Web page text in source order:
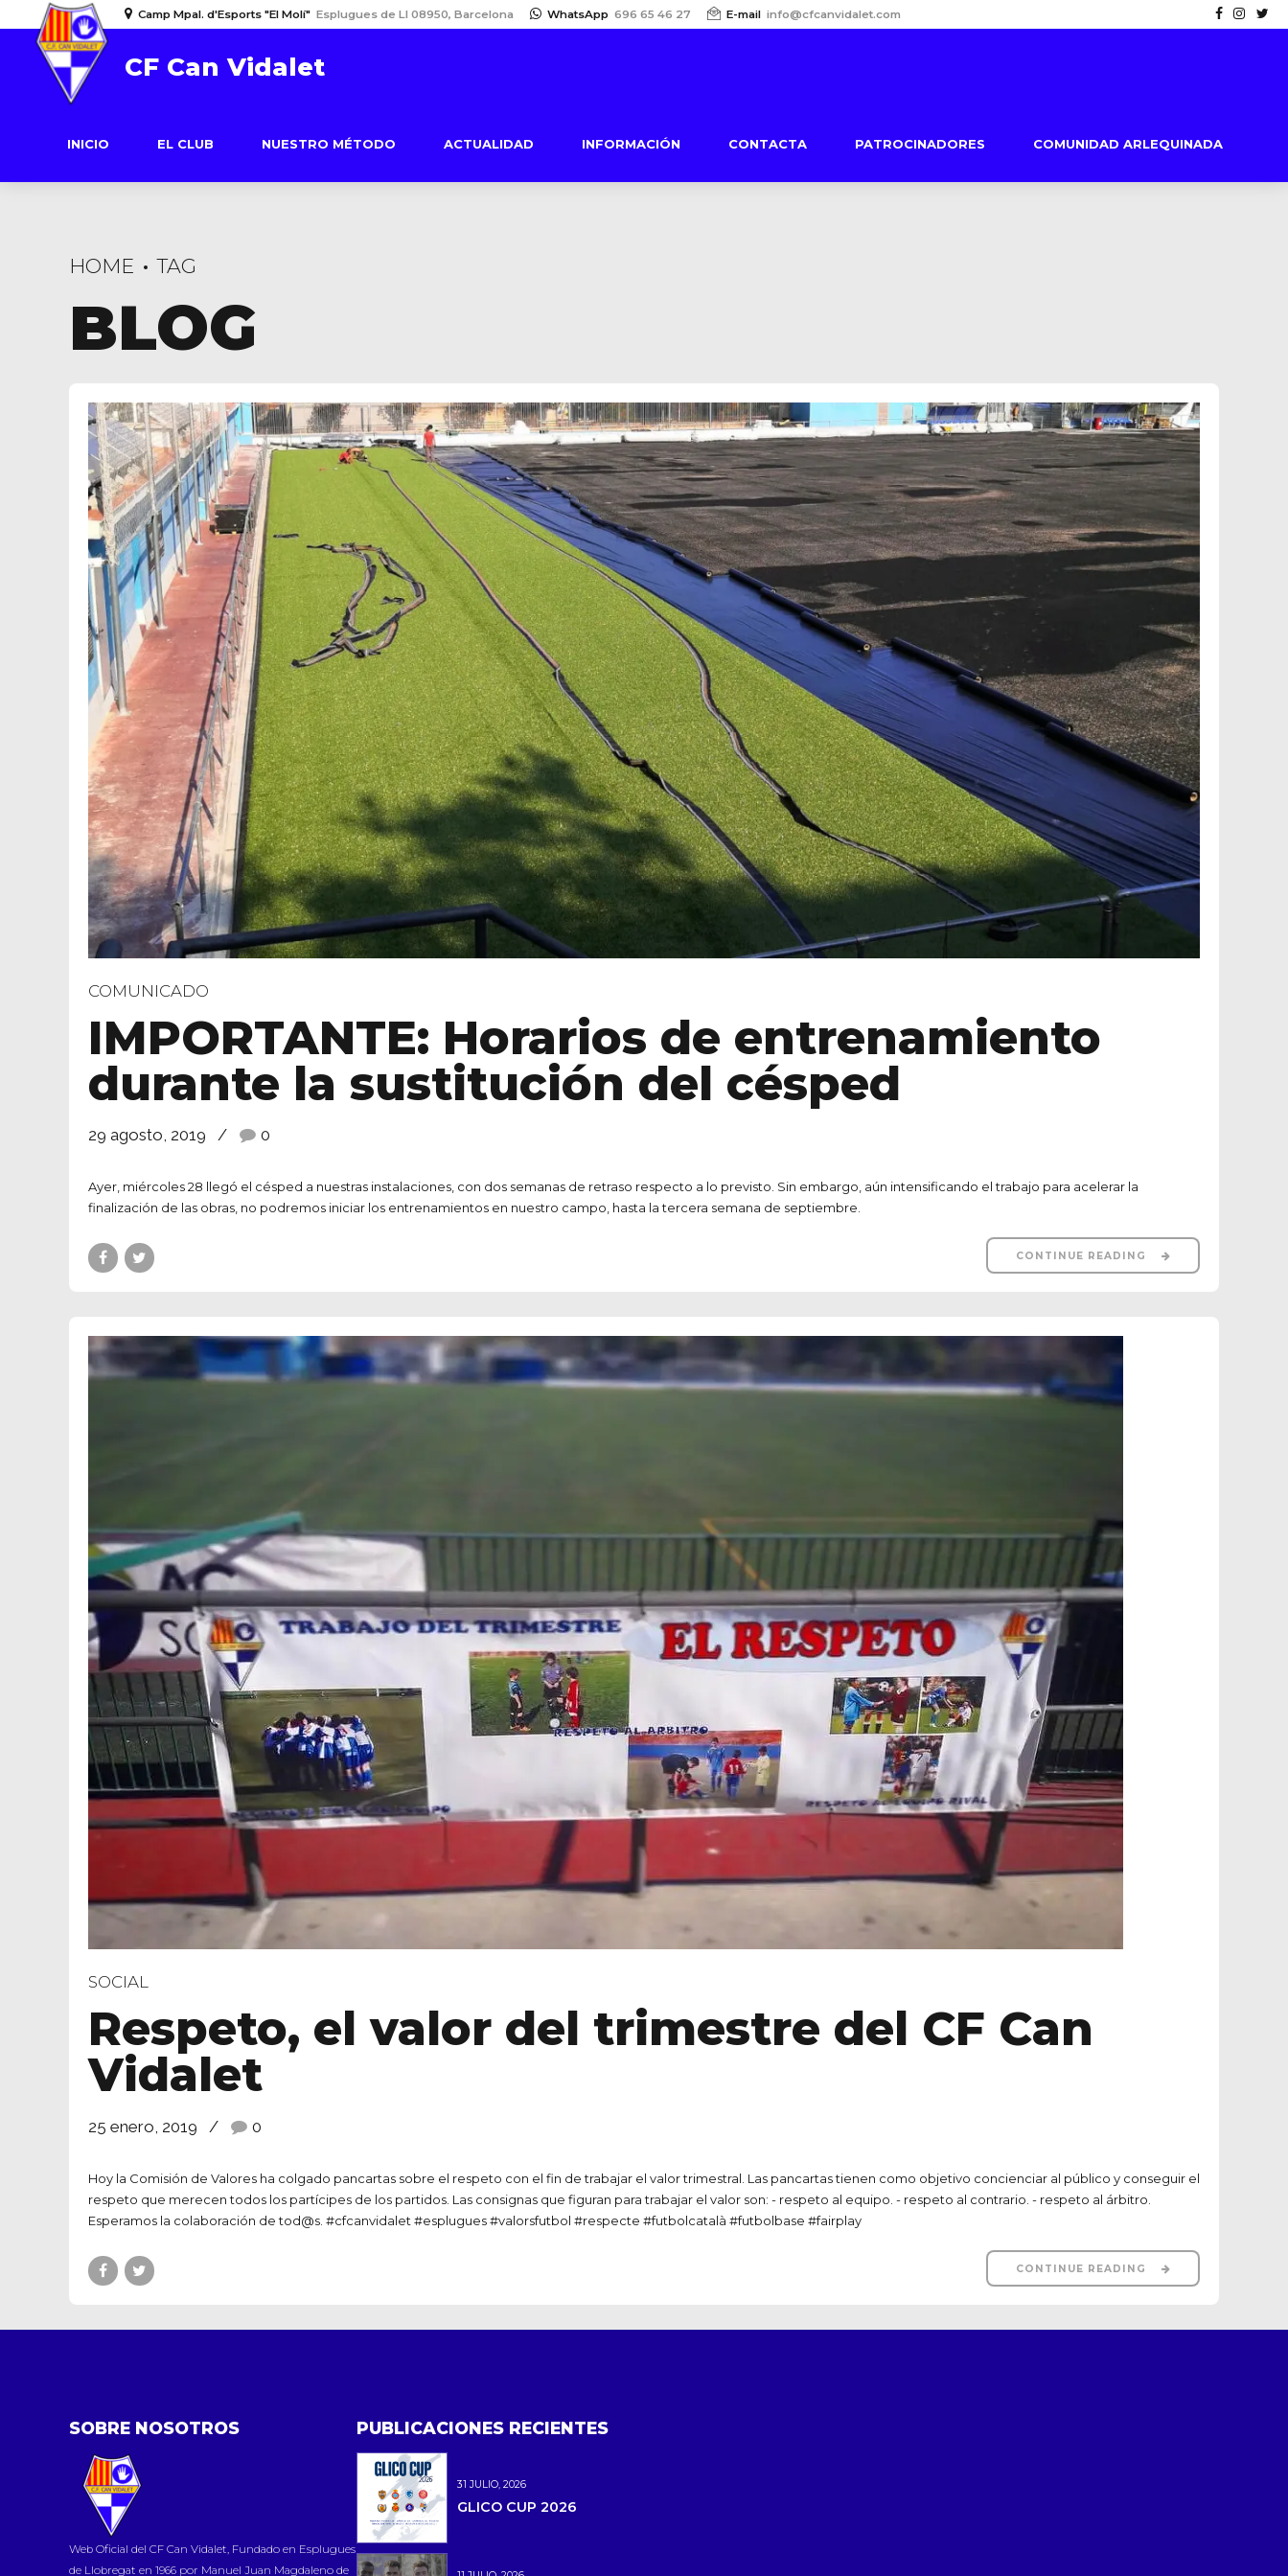
Camp Mpal. d'Esports "El Molí" Esplugues de Ll 08950, Barcelona WhatsApp 696 65 46 27 E-mail info@cfcanvidalet.com
CF Can Vidalet
INICIO EL CLUB NUESTRO MÉTODO ACTUALIDAD INFORMACIÓN CONTACTA PATROCINADORES COMUNIDAD ARLEQUINADA
HOME TAG
BLOG
COMUNICADO
IMPORTANTE: Horarios de entrenamiento
durante la sustitución del césped
29 agosto, 2019 0
Ayer, miércoles 28 llegó el césped a nuestras instalaciones, con dos semanas de retraso respecto a lo previsto. Sin embargo, aún intensificando el trabajo para acelerar la
finalización de las obras, no podremos iniciar los entrenamientos en nuestro campo, hasta la tercera semana de septiembre.
CONTINUE READING
SOCIAL
Respeto, el valor del trimestre del CF Can
Vidalet
25 enero, 2019 0
Hoy la Comisión de Valores ha colgado pancartas sobre el respeto con el fin de trabajar el valor trimestral. Las pancartas tienen como objetivo concienciar al público y conseguir el
respeto que merecen todos los partícipes de los partidos. Las consignas que figuran para trabajar el valor son: - respeto al equipo. - respeto al contrario. - respeto al árbitro.
Esperamos la colaboración de tod@s. #cfcanvidalet #esplugues #valorsfutbol #respecte #futbolcatalà #futbolbase #fairplay
CONTINUE READING
SOBRE NOSOTROS
Web Oficial del CF Can Vidalet, Fundado en Esplugues
de Llobregat en 1966 por Manuel Juan Magdaleno de
PUBLICACIONES RECIENTES
31 JULIO, 2026
GLICO CUP 2026